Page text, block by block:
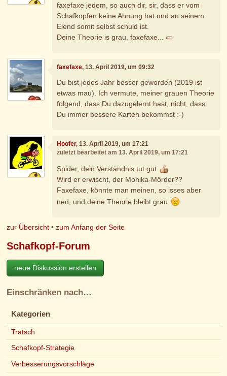
faxefaxe jedem, so auch dir, sir, dass er vom
Schafkopfen keine Ahnung hat und an seinem
Elend somit selbst schuld ist.
Deine Theorie is grau, faxefaxe... 🥒
faxefaxe, 13. April 2019, um 09:32
Du bist jedes Jahr besser geworden (2019 ist
etwas mau). Ich vermute, meiner grauen Theorie
folgend, dass Du dazugelernt hast, nicht, dass
Du immer bessere Karten bekommst :-)
Hoofer, 13. April 2019, um 17:21
zuletzt bearbeitet am 13. April 2019, um 17:21
Spider, dein Verständnis tut gut
Wird er erwischt, der Monika-Mörder??
Faxefaxe, könnte man meinen, so isses aber
ned, und deine Theorie bleibt grau
zur Übersicht •zum Anfang der Seite
Schafkopf-Forum
neue Diskussion erstellen
Einschränken nach…
Kategorien
Tratsch
Schafkopf-Strategie
Verbesserungsvorschläge